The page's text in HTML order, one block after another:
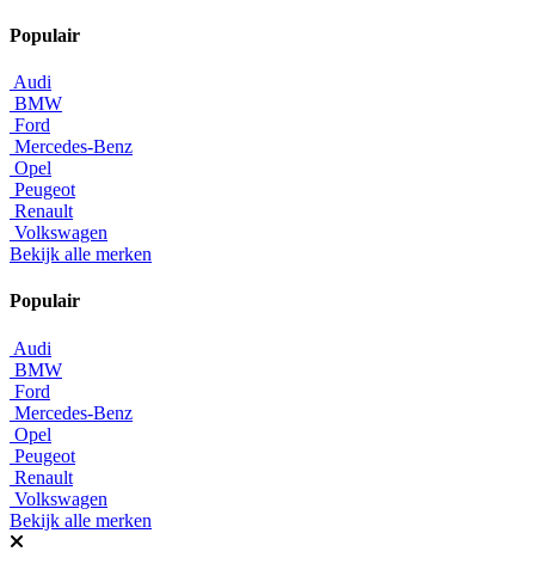
Populair
Audi
BMW
Ford
Mercedes-Benz
Opel
Peugeot
Renault
Volkswagen
Bekijk alle merken
Populair
Audi
BMW
Ford
Mercedes-Benz
Opel
Peugeot
Renault
Volkswagen
Bekijk alle merken